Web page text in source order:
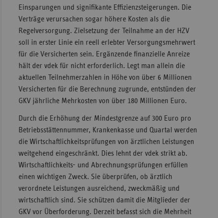
Einsparungen und signifikante Effizienzsteigerungen. Die
Verträge verursachen sogar höhere Kosten als die
Regelversorgung. Zielsetzung der Teilnahme an der HZV
soll in erster Linie ein reell erlebter Versorgungsmehrwert
für die Versicherten sein. Ergänzende finanzielle Anreize
hält der vdek für nicht erforderlich. Legt man allein die
aktuellen Teilnehmerzahlen in Höhe von über 6 Millionen
Versicherten für die Berechnung zugrunde, entstünden der
GKV jährliche Mehrkosten von über 180 Millionen Euro.
Durch die Erhöhung der Mindestgrenze auf 300 Euro pro
Betriebsstättennummer, Krankenkasse und Quartal werden
die Wirtschaftlichkeitsprüfungen von ärztlichen Leistungen
weitgehend eingeschränkt. Dies lehnt der vdek strikt ab.
Wirtschaftlichkeits- und Abrechnungsprüfungen erfüllen
einen wichtigen Zweck. Sie überprüfen, ob ärztlich
verordnete Leistungen ausreichend, zweckmäßig und
wirtschaftlich sind. Sie schützen damit die Mitglieder der
GKV vor Überforderung. Derzeit befasst sich die Mehrheit